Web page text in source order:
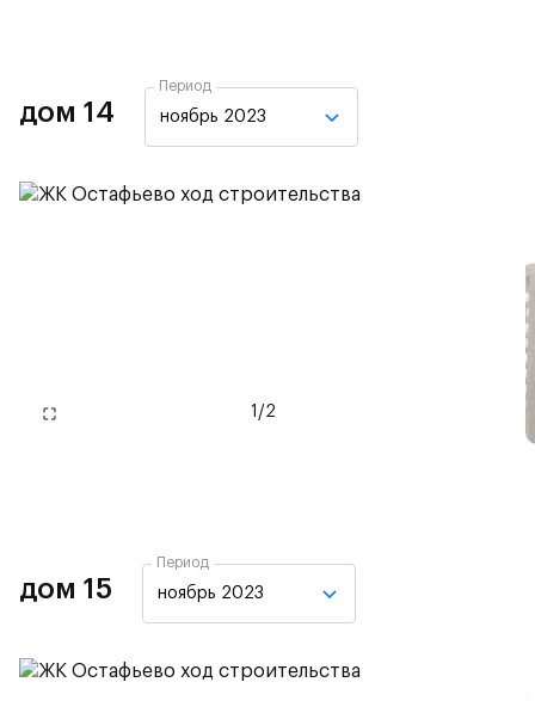
дом 14
Период
ноябрь 2023
1 /2
дом 15
Период
ноябрь 2023